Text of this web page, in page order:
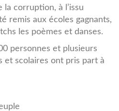
corruption, à l’issu
remis aux écoles gagnants,
les poèmes et danses.
personnes et plusieurs
et scolaires ont pris part à